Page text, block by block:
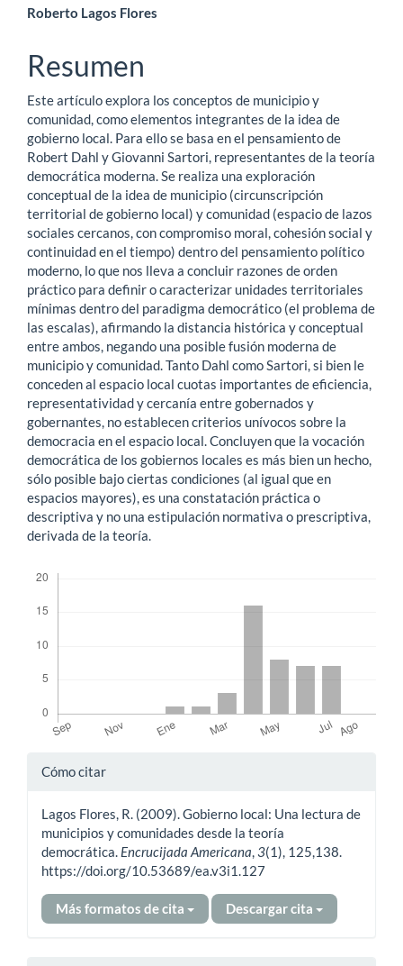
Contenido
principal
del
artículo
Roberto Lagos Flores
Resumen
Este artículo explora los conceptos de municipio y
comunidad, como elementos integrantes de la idea de
gobierno local. Para ello se basa en el pensamiento de
Robert Dahl y Giovanni Sartori, representantes de la teoría
democrática moderna. Se realiza una exploración
conceptual de la idea de municipio (circunscripción
territorial de gobierno local) y comunidad (espacio de lazos
sociales cercanos, con compromiso moral, cohesión social y
continuidad en el tiempo) dentro del pensamiento político
moderno, lo que nos lleva a concluir razones de orden
práctico para definir o caracterizar unidades territoriales
mínimas dentro del paradigma democrático (el problema de
las escalas), afirmando la distancia histórica y conceptual
entre ambos, negando una posible fusión moderna de
municipio y comunidad. Tanto Dahl como Sartori, si bien le
conceden al espacio local cuotas importantes de eficiencia,
representatividad y cercanía entre gobernados y
gobernantes, no establecen criterios unívocos sobre la
democracia en el espacio local. Concluyen que la vocación
democrática de los gobiernos locales es más bien un hecho,
sólo posible bajo ciertas condiciones (al igual que en
espacios mayores), es una constatación práctica o
descriptiva y no una estipulación normativa o prescriptiva,
derivada de la teoría.
Detalles
artículo
Cómo citar
Lagos Flores, R. (2009). Gobierno local: Una lectura de
municipios y comunidades desde la teoría
democrática. Encrucijada Americana,3(1), 125,138.
https://doi.org/10.53689/ea.v3i1.127
Más formatos de cita Descargar cita